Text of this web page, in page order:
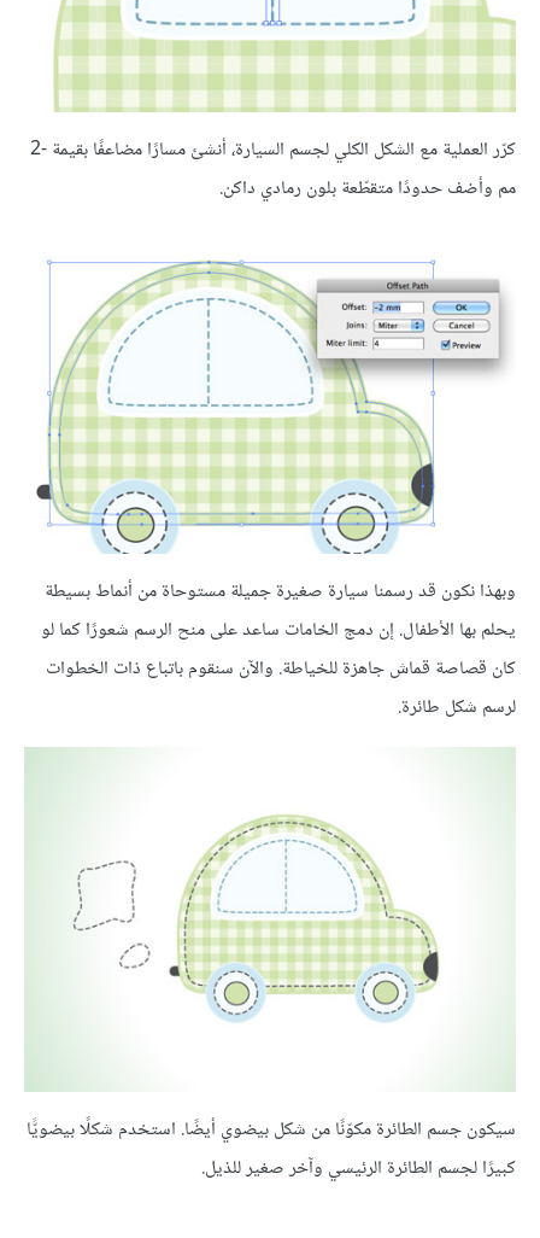
كرّر العملية مع الشكل الكلي لجسم السيارة، أنشئ مسارًا مضاعفًا بقيمة -2
مم وأضف حدودًا متقطّعة بلون رمادي داكن.
وبهذا نكون قد رسمنا سيارة صغيرة جميلة مستوحاة من أنماط بسيطة
يحلم بها الأطفال. إن دمج الخامات ساعد على منح الرسم شعورًا كما لو
كان قصاصة قماش جاهزة للخياطة. والآن سنقوم باتباع ذات الخطوات
لرسم شكل طائرة.
سيكون جسم الطائرة مكوّنًا من شكل بيضوي أيضًا. استخدم شكلًا بيضويًّا
كبيرًا لجسم الطائرة الرئيسي وآخر صغير للذيل.